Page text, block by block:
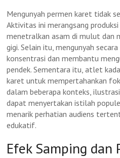
Mengunyah permen karet tidak
Aktivitas ini merangsang
menetralkan asam di mulut dan
gigi. Selain itu, mengunyah
konsentrasi dan membantu
pendek. Sementara itu, atlet
karet untuk mempertahankan
dalam beberapa konteks,
dapat menyertakan istilah
menarik perhatian audiens
edukatif.
Efek Samping dan